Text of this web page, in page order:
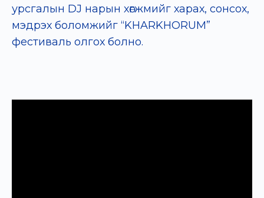
урсгалын DJ нарын хөгжмийг харах, сонсох,
мэдрэх боломжийг “KHARKHORUM”
фестиваль олгох болно.